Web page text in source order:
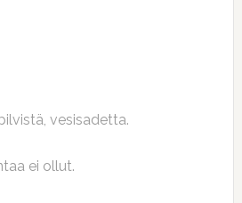
vesisadetta.
ei ollut.